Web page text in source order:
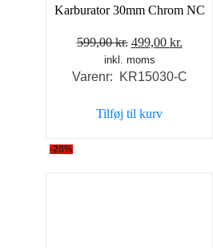
Karburator 30mm Chrom NC
599,00kr. Den
oprindelige
pris
599,00 kr..
499,00 kr.
pris
inkl. moms
Varenr: KR15030-C
Tilføj til kurv
-20%